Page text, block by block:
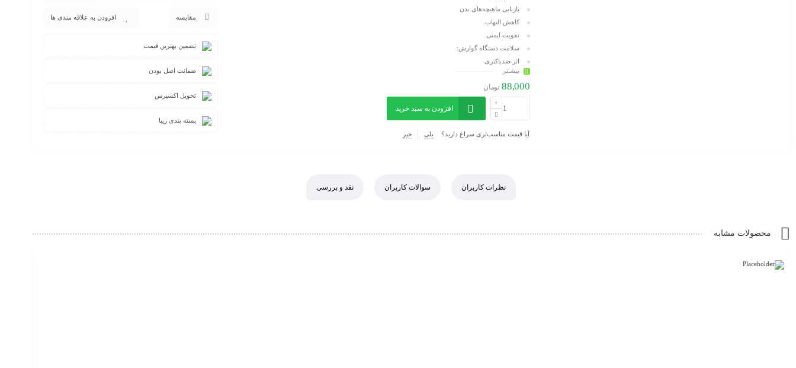
بازیابی ماهیچه‌های بدن
کاهش التهاب
تقویت ایمنی
سلامت دستگاه گوارش:
اثر ضدباکتری
درمان اضطراب
کاهش احتقان در مجاری تنفسی
بیشـتر
88,000 تومان
افزودن به سبد خرید
آیا قیمت مناسب‌تری سراغ دارید؟ بلی خیر
مقایسه افزودن به علاقه مندی ها
تضمین بهترین قیمت
ضمانت اصل بودن
تحویل اکسپرس
بسته بندی زیبا
نظرات کاربران سوالات کاربران نقد و بررسی
محصولات مشابه